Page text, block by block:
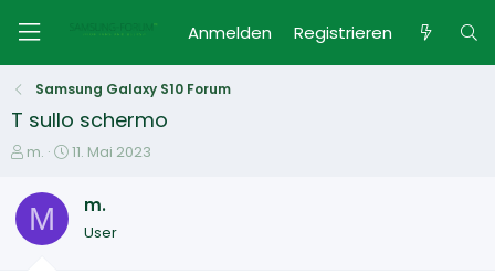
Anmelden Registrieren
Samsung Galaxy S10 Forum
T sullo schermo
E
s
e
m.
E
11. Mai 2023
M m.
User